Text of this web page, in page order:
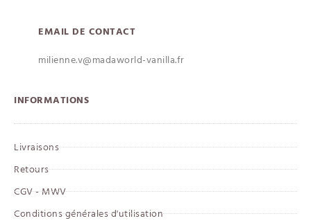
EMAIL DE CONTACT
milienne.v@madaworld-vanilla.fr
INFORMATIONS
Livraisons
Retours
CGV - MWV
Conditions générales d'utilisation